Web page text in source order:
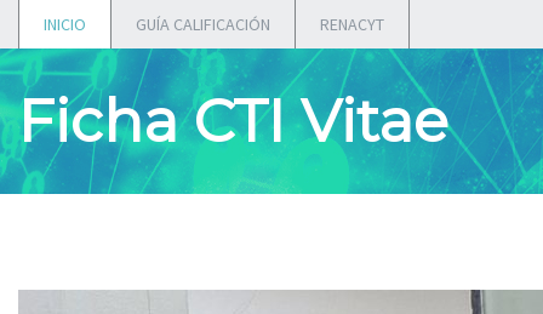
INICIO GUÍA CALIFICACIÓN RENACYT
Ficha CTI Vitae